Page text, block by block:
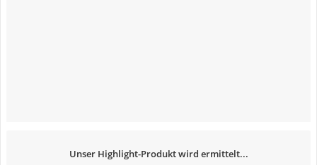
Unser Highlight-Produkt wird ermittelt...